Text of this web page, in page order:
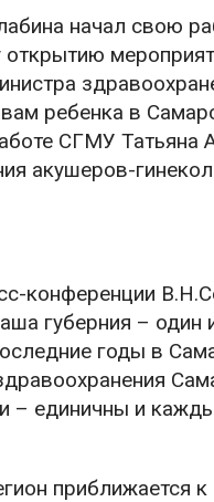
начал свою
ребенка в
СГМУ
акушеров-
конференции
губерния –
годы в
– единичны и